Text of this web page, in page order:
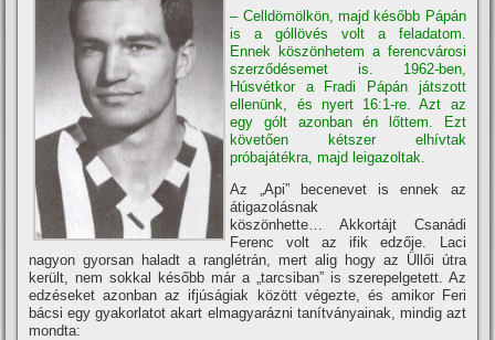
– Celldömölkön, majd később Pápán
is a góllövés volt a feladatom.
Ennek köszönhetem a ferencvárosi
szerződésemet is. 1962-ben,
Húsvétkor a Fradi Pápán játszott
ellenünk, és nyert 16:1-re. Azt az
egy gólt azonban én lőttem. Ezt
követően kétszer elhí­vtak
próbajátékra, majd leigazoltak.
Az „Api” becenevet is ennek az
átigazolásnak
köszönhette… Akkortájt Csanádi
Ferenc volt az ifik edzője. Laci
nagyon gyorsan haladt a ranglétrán, mert alig hogy az Üllői útra
került, nem sokkal később már a „tarcsiban” is szerepelgetett. Az
edzéseket azonban az ifjúságiak között végezte, és amikor Feri
bácsi egy gyakorlatot akart elmagyarázni taní­tványainak, mindig azt
mondta: